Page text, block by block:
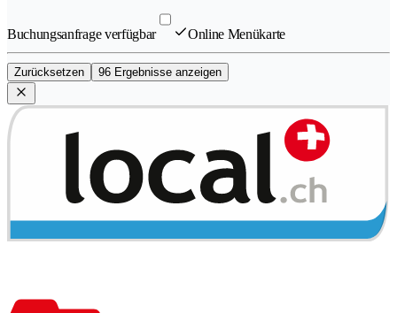
Buchungsanfrage verfügbar Online Menükarte
Zurücksetzen 96 Ergebnisse anzeigen